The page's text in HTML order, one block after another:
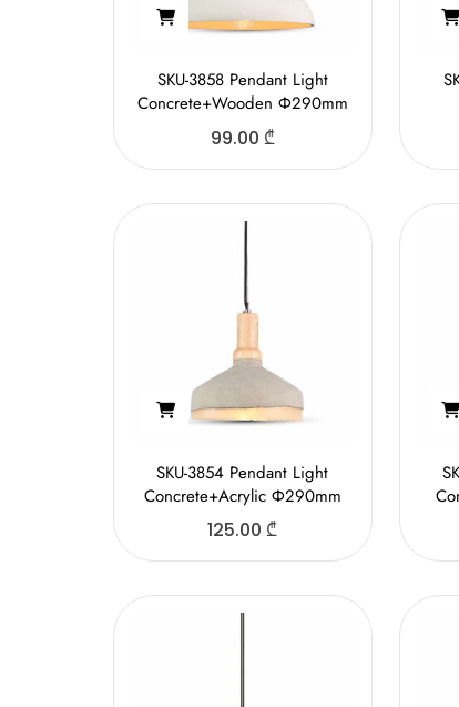
SKU-3858 Pendant Light
Concrete+Wooden Ф290mm
99.00 ₾
SKU-3854 Pendant Light
Concrete+Acrylic Ф290mm
125.00₾